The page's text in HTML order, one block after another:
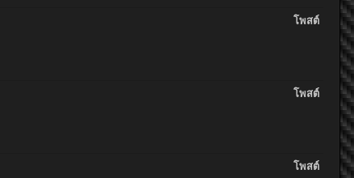
โพสต์
โพสต์
โพสต์